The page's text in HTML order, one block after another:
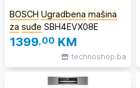
BOSCH Ugradbena mašina
za suđe SBH4EVX08E
1399,00 KM
technoshop.ba